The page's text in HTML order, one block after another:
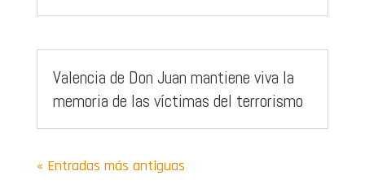
Valencia de Don Juan mantiene viva la
memoria de las víctimas del terrorismo
« Entradas más antiguas